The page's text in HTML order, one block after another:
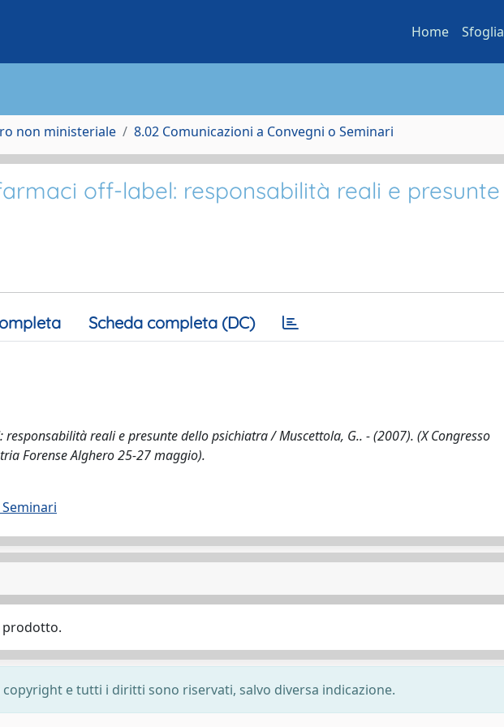
Home Sfoglia
non ministeriale 8.02 Comunicazioni a Convegni o Seminari
off-label: responsabilità reali e presunte
Scheda completa (DC)
reali e presunte dello psichiatra / Muscettola, G.. - (2007). (X Congresso
Forense Alghero 25-27 maggio).
prodotto.
e tutti i diritti sono riservati, salvo diversa indicazione.